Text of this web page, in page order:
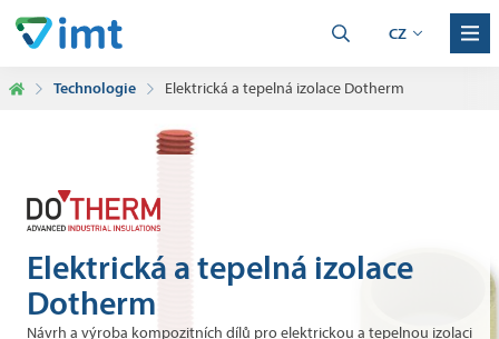
CZ
Technologie Elektrická a tepelná izolace Dotherm
Elektrická a tepelná izolace
Dotherm
Návrh a výroba kompozitních dílů pro elektrickou a tepelnou izolaci